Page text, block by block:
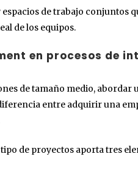
de trabajo conjuntos
de los equipos.
en procesos de
de tamaño medio, abordar
entre adquirir una
tipo de proyectos aporta tres